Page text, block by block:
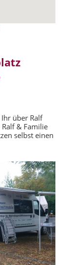
über Ralf
& Familie
selbst einen